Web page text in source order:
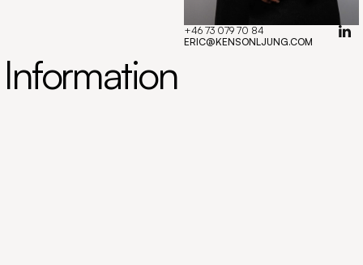
Information
+46 73 079 70 84
Copy component
ERIC@KENSONLJUNG.COM